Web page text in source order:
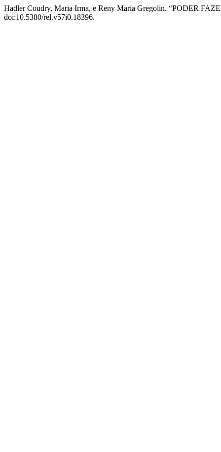
Hadler Coudry, Maria Irma, e Reny Maria Gregolin. “PODER
doi:10.5380/rel.v57i0.18396.